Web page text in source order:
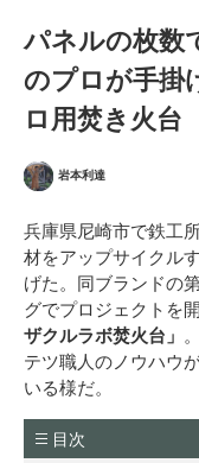
パネルの枚数
のプロが手掛
ロ用焚き火台
岩本利達
兵庫県尼崎市で鉄工
材をアップサイクル
げた。同ブランドの
グでプロジェクトを
ザクルラボ焚火台」
テツ職人のノウハウ
いる様だ。
目次